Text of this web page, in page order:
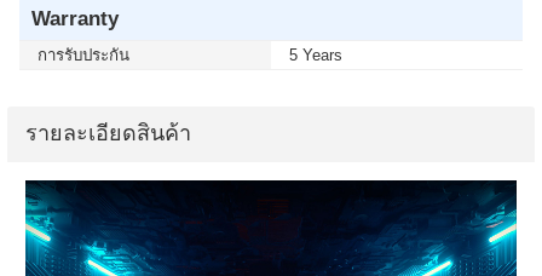
Warranty
การรับประกัน 5 Years
รายละเอียดสินค้า